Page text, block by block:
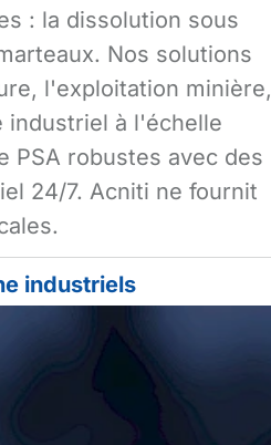
: la dissolution sous
Nos solutions
l'exploitation minière,
industriel à l'échelle
PSA robustes avec des
24/7. Acniti ne fournit
industriels